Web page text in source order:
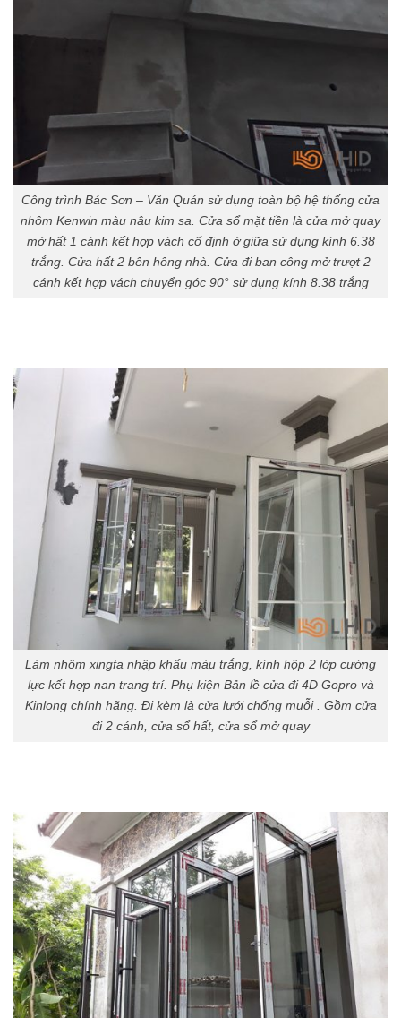
Công trình Bác Sơn – Văn Quán sử dụng toàn bộ hệ thống cửa
nhôm Kenwin màu nâu kim sa. Cửa sổ mặt tiền là cửa mở quay
mở hất 1 cánh kết hợp vách cố định ở giữa sử dụng kính 6.38
trắng. Cửa hất 2 bên hông nhà. Cửa đi ban công mở trượt 2
cánh kết hợp vách chuyển góc 90° sử dụng kính 8.38 trắng
Làm nhôm xingfa nhập khẩu màu trắng, kính hộp 2 lớp cường
lực kết hợp nan trang trí. Phụ kiện Bản lề cửa đi 4D Gopro và
Kinlong chính hãng. Đi kèm là cửa lưới chống muỗi . Gồm cửa
đi 2 cánh, cửa sổ hất, cửa sổ mở quay